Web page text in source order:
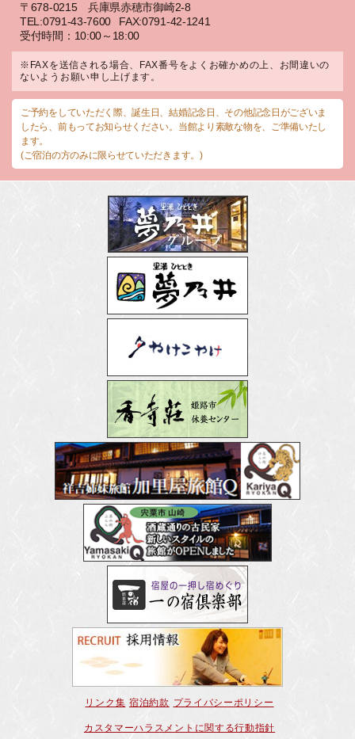
〒678-0215 兵庫県赤穂市御崎2-8
TEL:0791-43-7600
FAX:0791-42-1241
受付時間：10:00～18:00
※FAXを送信される場合、FAX番号をよくお確かめの上、お間違いの
ないようお願い申し上げます。
ご予約をしていただく際、誕生日、結婚記念日、その他記念日がございま
したら、前もってお知らせください。当館より素敵な物を、ご準備いたし
ます。
(ご宿泊の方のみに限らせていただきます。)
リンク集 宿泊約款 プライバシーポリシー
カスタマーハラスメントに関する行動指針